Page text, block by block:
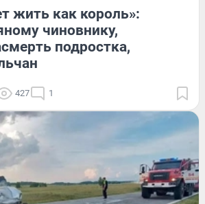
жить как король»:
чиновнику,
подростка,
427 1